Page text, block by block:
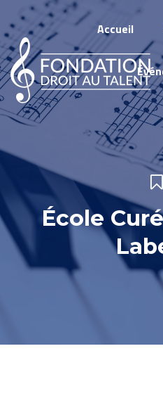
Accueil
École